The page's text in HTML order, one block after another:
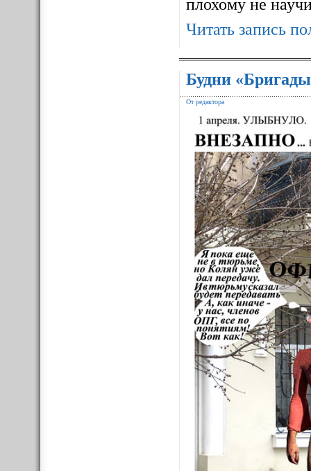
плохому не
Читать запись
Будни
От редактора